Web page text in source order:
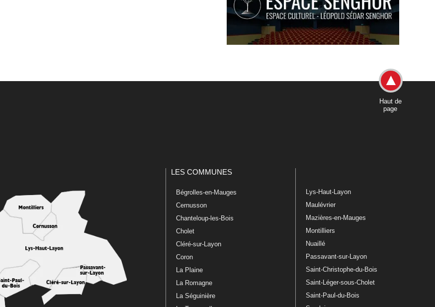
Haut de
page
LES COMMUNES
Bégrolles-en-Mauges
Cernusson
Chanteloup-les-Bois
Cholet
Cléré-sur-Layon
Coron
La Plaine
La Romagne
La Séguinière
Lys-Haut-Layon
Maulévrier
Mazières-en-Mauges
Montilliers
Nuaillé
Passavant-sur-Layon
Saint-Christophe-du-Bois
Saint-Léger-sous-Cholet
Saint-Paul-du-Bois